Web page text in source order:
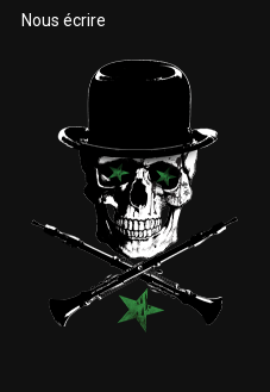
Nous écrire